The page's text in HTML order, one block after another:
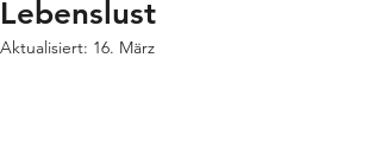
Lebenslust
Aktualisiert: 16. März